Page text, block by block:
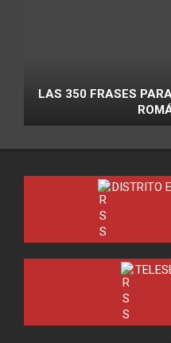
LAS 350 FRASES
DISTRITO